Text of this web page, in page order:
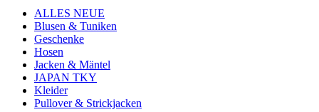
ALLES NEUE
Blusen & Tuniken
Geschenke
Hosen
Jacken & Mäntel
JAPAN TKY
Kleider
Pullover & Strickjacken